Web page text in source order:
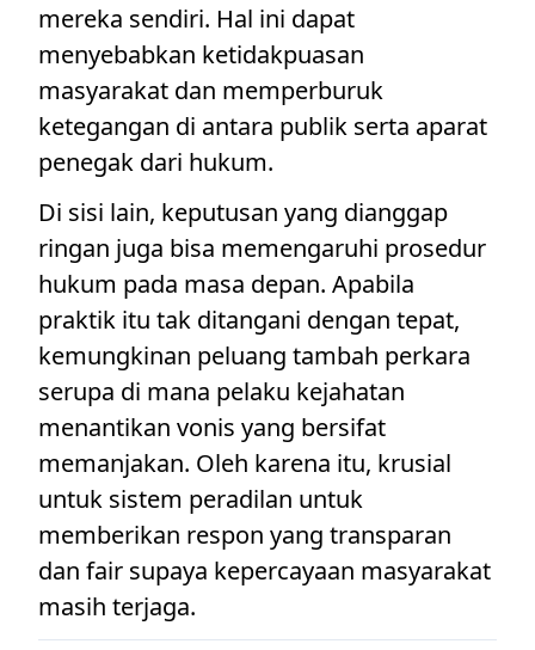
mereka sendiri. Hal ini dapat
menyebabkan ketidakpuasan
masyarakat dan memperburuk
ketegangan di antara publik serta aparat
penegak dari hukum.
Di sisi lain, keputusan yang dianggap
ringan juga bisa memengaruhi prosedur
hukum pada masa depan. Apabila
praktik itu tak ditangani dengan tepat,
kemungkinan peluang tambah perkara
serupa di mana pelaku kejahatan
menantikan vonis yang bersifat
memanjakan. Oleh karena itu, krusial
untuk sistem peradilan untuk
memberikan respon yang transparan
dan fair supaya kepercayaan masyarakat
masih terjaga.